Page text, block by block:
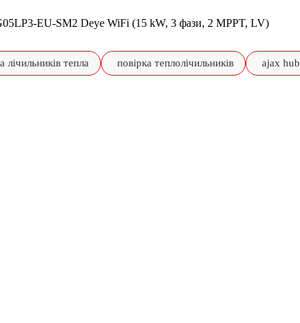
EU-SM2 Deye WiFi (15 kW, 3 фази, 2 MPPT, LV)
лічильників тепла повірка теплолічильників ajax hub